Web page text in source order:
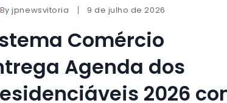
Byjpnewsvitoria 9 de julho de 2026
Comércio
Agenda dos
2026